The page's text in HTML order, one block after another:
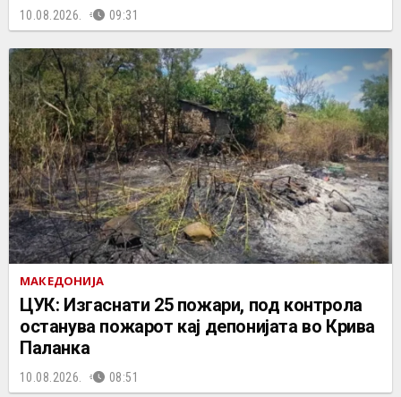
10.08.2026. 09:31
МАКЕДОНИЈА
ЦУК: Изгаснати 25 пожари, под контрола
останува пожарот кај депонијата во Крива
Паланка
10.08.2026. 08:51